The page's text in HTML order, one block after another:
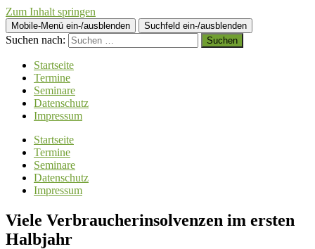
Zum Inhalt springen
Mobile-Menü ein-/ausblenden Suchfeld ein-/ausblenden
Suchen nach:
Startseite
Termine
Seminare
Datenschutz
Impressum
Startseite
Termine
Seminare
Datenschutz
Impressum
Viele Verbraucherinsolvenzen im ersten
Halbjahr